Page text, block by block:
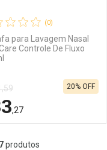
sem Desconto
R$ 2,39/cada
sem Desconto
R$ 2,39/cada
(0)
para Lavagem Nasal
Controle De Fluxo
,27
20% OFF
produtos